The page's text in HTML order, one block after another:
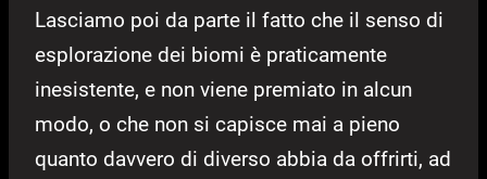
Lasciamo poi da parte il fatto che il senso di
esplorazione dei biomi è praticamente
inesistente, e non viene premiato in alcun
modo, o che non si capisce mai a pieno
quanto davvero di diverso abbia da offrirti, ad